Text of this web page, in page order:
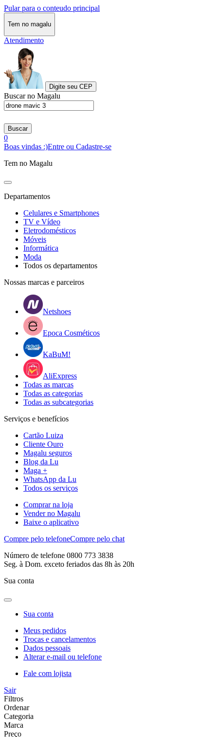
Pular para o conteudo principal
Tem no magalu
Atendimento
Digite seu CEP
Buscar no Magalu
Buscar
0
Boas vindas :)Entre ou Cadastre-se
Tem no Magalu
Departamentos
Celulares e Smartphones
TV e Vídeo
Eletrodomésticos
Móveis
Informática
Moda
Todos os departamentos
Nossas marcas e parceiros
Netshoes
Epoca Cosméticos
KaBuM!
AliExpress
Todas as marcas
Todas as categorias
Todas as subcategorias
Serviços e benefícios
Cartão Luiza
Cliente Ouro
Magalu seguros
Blog da Lu
Maga +
WhatsApp da Lu
Todos os serviços
Comprar na loja
Vender no Magalu
Baixe o aplicativo
Compre pelo telefoneCompre pelo chat
Número de telefone 0800 773 3838
Seg. à Dom. exceto feriados das 8h às 20h
Sua conta
Sua conta
Meus pedidos
Trocas e cancelamentos
Dados pessoais
Alterar e-mail ou telefone
Fale com lojista
Sair
Filtros
Ordenar
Categoria
Marca
Preço